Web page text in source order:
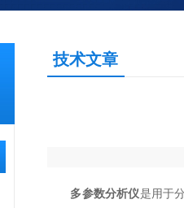
技术文章
多参数分析仪是用于